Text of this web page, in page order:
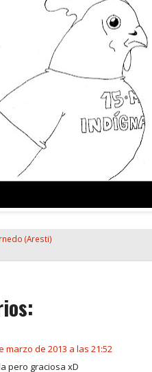
(Aresti)
marzo de 2013 a las 21:52
pero graciosa xD